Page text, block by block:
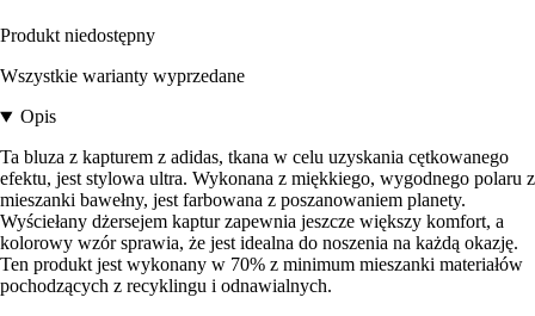
Produkt niedostępny
Wszystkie warianty wyprzedane
Opis
Ta bluza z kapturem z adidas, tkana w celu uzyskania cętkowanego
efektu, jest stylowa ultra. Wykonana z miękkiego, wygodnego polaru z
mieszanki bawełny, jest farbowana z poszanowaniem planety.
Wyściełany dżersejem kaptur zapewnia jeszcze większy komfort, a
kolorowy wzór sprawia, że jest idealna do noszenia na każdą okazję.
Ten produkt jest wykonany w 70% z minimum mieszanki materiałów
pochodzących z recyklingu i odnawialnych.